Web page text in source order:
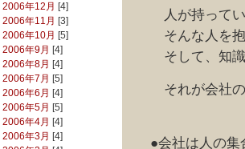
2006年12月 [4]
2006年11月 [3]
2006年10月 [5]
2006年9月 [4]
2006年8月 [4]
2006年7月 [5]
2006年6月 [4]
2006年5月 [5]
2006年4月 [4]
2006年3月 [4]
人が持ってい
そんな人を抱
そして、知識
それが会社の
●会社は人の集